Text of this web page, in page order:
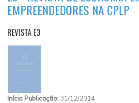
EMPREENDEDORES NA CPLP
REVISTA E3
Início Publicação: 31/12/2014